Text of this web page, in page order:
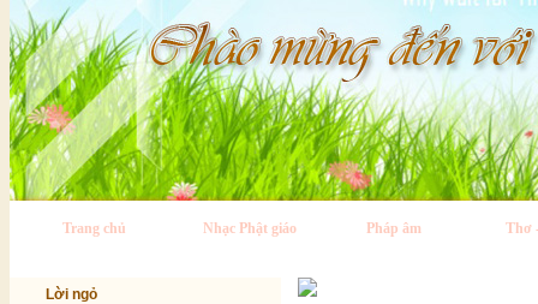
Trang chủ Nhạc Phật giáo Pháp âm Thơ
Lời ngỏ